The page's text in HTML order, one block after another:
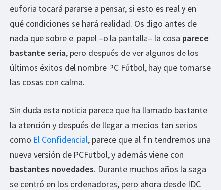
euforia tocará pararse a pensar, si esto es real y en
qué condiciones se hará realidad. Os digo antes de
nada que sobre el papel –o la pantalla– la cosa parece
bastante seria, pero después de ver algunos de los
últimos éxitos del nombre PC Fútbol, hay que tomarse
las cosas con calma.
Sin duda esta noticia parece que ha llamado bastante
la atención y después de llegar a medios tan serios
como El Confidencial, parece que al fin tendremos una
nueva versión de PCFutbol, y además viene con
bastantes novedades. Durante muchos años la saga
se centró en los ordenadores, pero ahora desde IDC